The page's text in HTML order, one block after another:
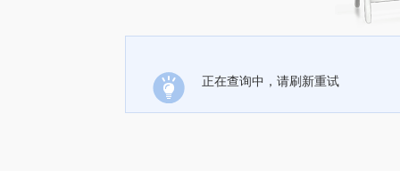
正在查询中，请刷新重试